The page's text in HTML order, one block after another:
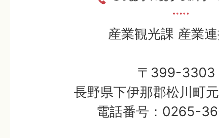
産業観光課 産業
〒399-3303
長野県下伊那郡松川町
電話番号：0265-